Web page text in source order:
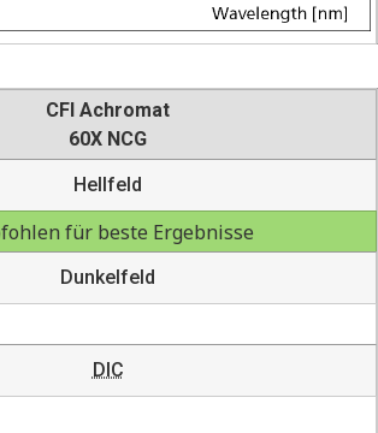
CFI Achromat
60X NCG
Hellfeld
für beste Ergebnisse
Dunkelfeld
DIC